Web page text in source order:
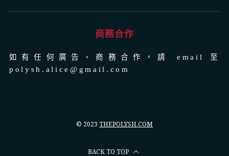
商務合作
如有任何廣告、商務合作，請 email 至
polysh.alice@gmail.com
© 2023 THEPOLYSH.COM
BACK TO TOP